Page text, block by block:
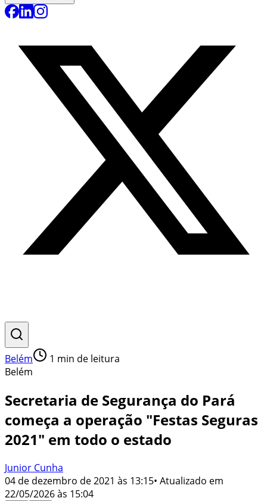
Belém 1 min de leitura
Belém
Secretaria de Segurança do Pará
começa a operação "Festas Seguras
2021" em todo o estado
Junior Cunha
04 de dezembro de 2021 às 13:15• Atualizado em
22/05/2026 às 15:04